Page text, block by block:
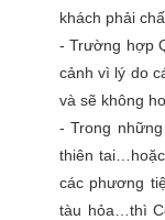
khách phải
- Trường hợp
cảnh vì lý do
và sẽ không
- Trong
thiên
các phương
tàu hỏa…thì